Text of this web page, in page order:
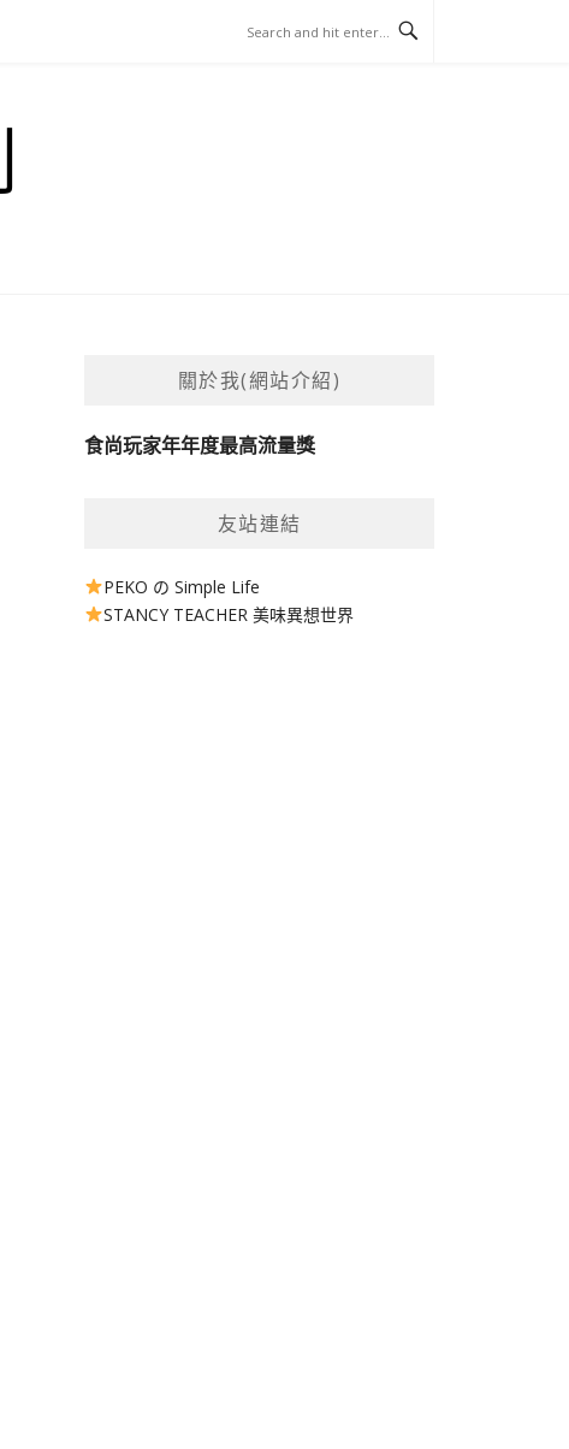
關於我(網站介紹)
食尚玩家年年度最高流量獎
友站連結
PEKO の Simple Life
STANCY TEACHER 美味異想世界